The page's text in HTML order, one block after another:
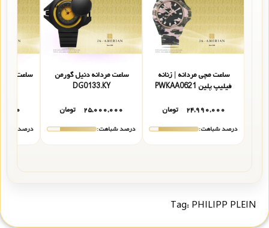
ساعت مچی مردانه | زنانه
فیلیپ پلین PWKAA0621
۲۴,۹۹۰,۰۰۰
تومان
درصد شباهت:
ساعت مردانه دنیل گورمن
DG0133.KY
۲۵,۰۰۰,۰۰۰
تومان
درصد شباهت:
ساعت
درصد
Tag: PHILIPP PLEIN